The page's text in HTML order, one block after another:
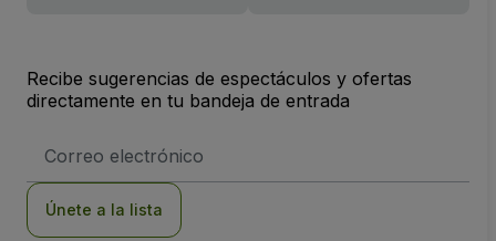
Recibe sugerencias de espectáculos y ofertas
directamente en tu bandeja de entrada
de
Únete a la lista